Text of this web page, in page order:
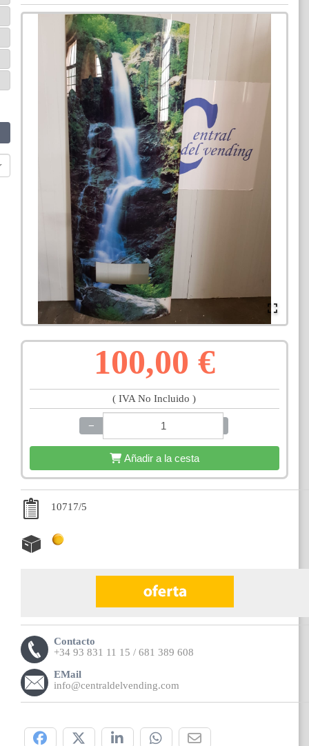
100,00 €
( IVA No Incluido )
−
Añadir a la cesta
10717/5
Contacto
+34 93 831 11 15 / 681 389 608
EMail
info@centraldelvending.com